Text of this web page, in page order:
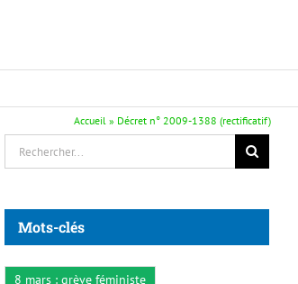
Accueil » Décret n° 2009-1388 (rectificatif)
Rechercher:
Mots-clés
8 mars : grève féministe